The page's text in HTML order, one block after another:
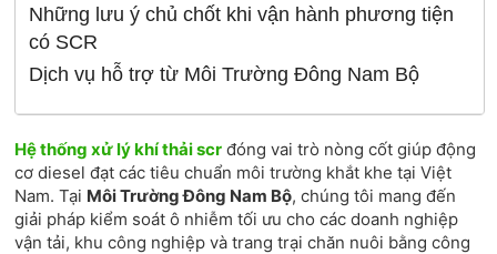
Những lưu ý chủ chốt khi vận hành phương tiện
có SCR
Dịch vụ hỗ trợ từ Môi Trường Đông Nam Bộ
Hệ thống xử lý khí thải scr đóng vai trò nòng cốt giúp động
cơ diesel đạt các tiêu chuẩn môi trường khắt khe tại Việt
Nam. Tại Môi Trường Đông Nam Bộ, chúng tôi mang đến
giải pháp kiểm soát ô nhiễm tối ưu cho các doanh nghiệp
vận tải, khu công nghiệp và trang trại chăn nuôi bằng công